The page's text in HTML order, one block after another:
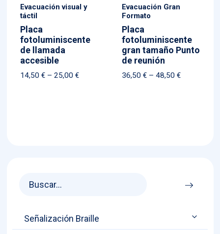
Señalización Braille
Evacuación visual y
táctil
Placa
fotoluminiscente
de llamada
accesible
14,50€ – 25,00€Price
Evacuación Gran
Formato
Placa
fotoluminiscente
gran tamaño Punto
de reunión
36,50 € – 48,50 €Price